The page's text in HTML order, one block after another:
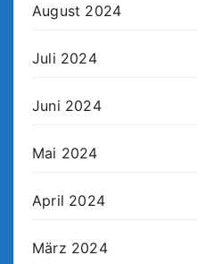
August 2024
Juli 2024
Juni 2024
Mai 2024
April 2024
März 2024